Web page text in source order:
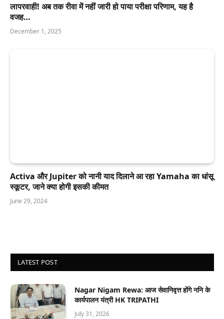
लापरवाही! अब तक रीवा में नहीं जारी हो पाया परीक्षा परिणाम, यह है
वजह…
December 1, 2025
Activa और Jupiter को नानी याद दिलाने आ रहा Yamaha का धांसू
स्कूटर, जाने क्या होगी इसकी कीमत
June 29, 2024
LATEST POST
Nagar Nigam Rewa: आज सेवानिवृत्त होंगे ननि के
कार्यपालन यंत्री HK TRIPATHI
July 31, 2026